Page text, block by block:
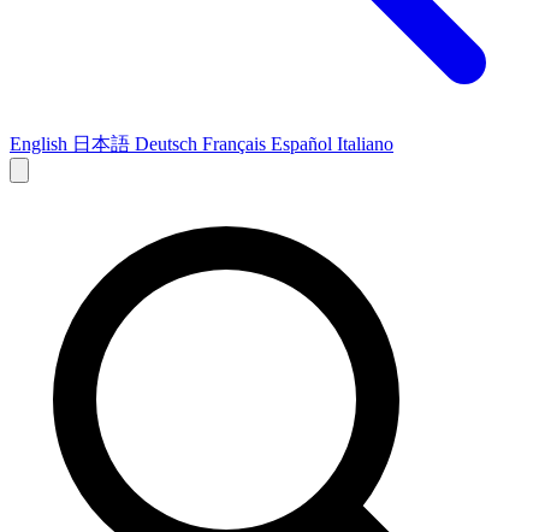
English 日本語 Deutsch Français Español Italiano